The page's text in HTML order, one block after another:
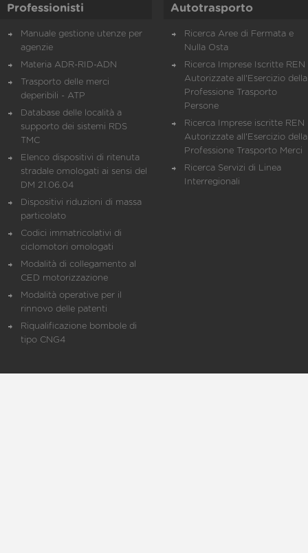
Professionisti
Manuale gestione utenze per
agenzie
Materia ADR-RID-ADN
Trasporto delle merci
deperibili - ATP
Database delle località a
supporto dei sistemi RDS
TMC
Elenco dispositivi di ritenuta
stradale omologati ai sensi del
DM 21.06.04
Dispositivi riduzioni di massa
particolato
Codici immatricolativi di
ciclomotori omologati
Modalità di collegamento al
CED motorizzazione
Modalità operative per il
rinnovo delle patenti
Riqualificazione bombole di
tipo CNG4
Autotrasporto
Ricerca Aree di Fermata e
Nulla Osta
Ricerca Imprese Iscritte REN
Autorizzate all'Esercizio della
Professione Trasporto
Persone
Ricerca Imprese iscritte REN
Autorizzate all'Esercizio della
Professione Trasporto Merci
Ricerca Servizi di Linea
Interregionali